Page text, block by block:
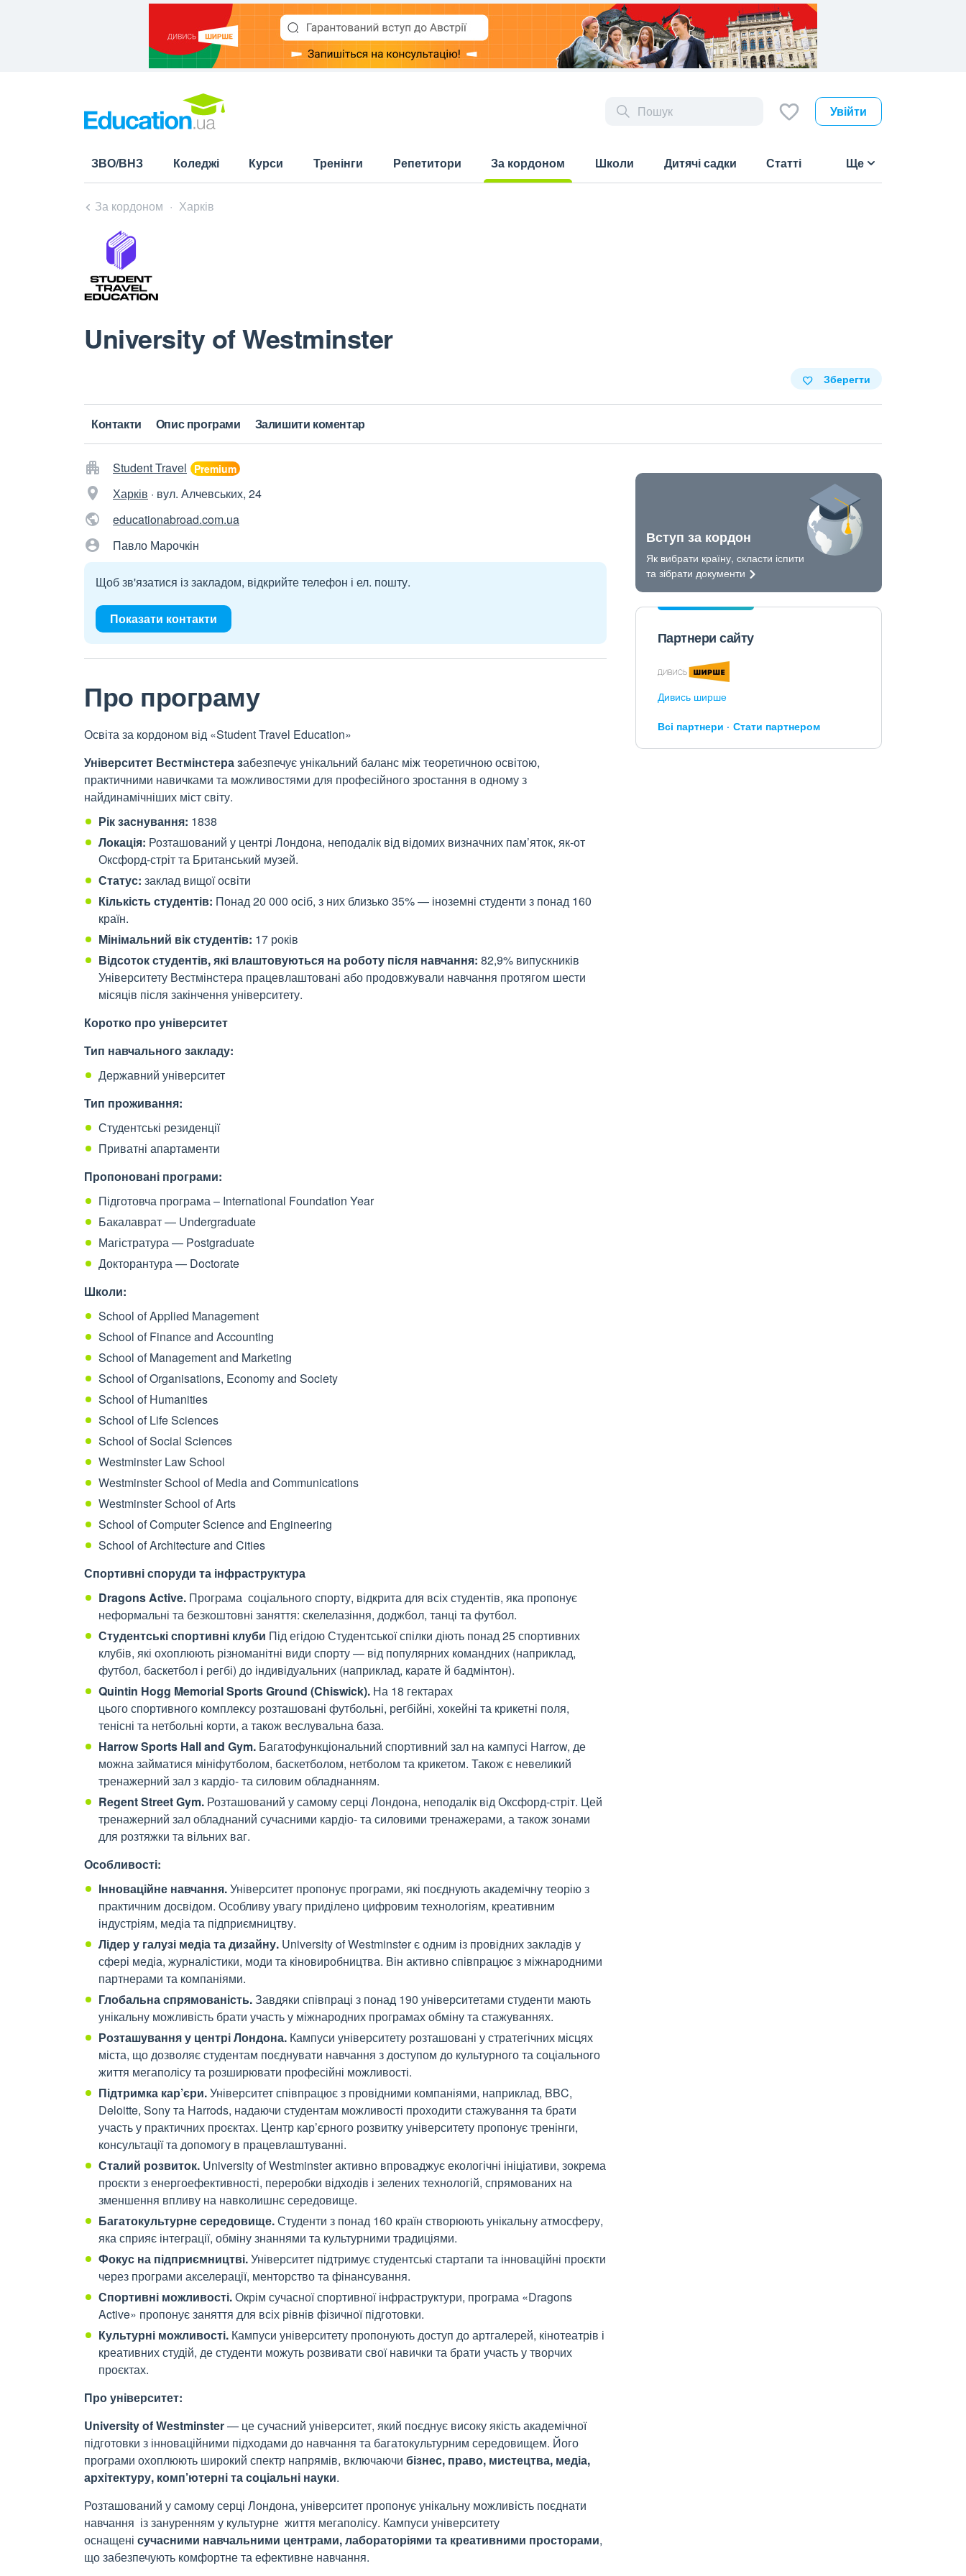
Увійти
ЗВО/ВНЗ Коледжі Курси Тренінги Репетитори
За кордоном
Школи Дитячі садки Статті Ще
За кордоном Харків
University of Westminster
Зберегти
Контакти Опис програми Залишити коментар
Student Travel
Харків · вул. Алчевських, 24
educationabroad.com.ua
Павло Марочкін
Щоб зв'язатися із закладом, відкрийте телефон і ел. пошту.
Показати контакти
Про програму
Освіта за кордоном від «Student Travel Education»
Університет Вестмінстера забезпечує унікальний баланс між теоретичною освітою,
практичними навичками та можливостями для професійного зростання в одному з
найдинамічніших міст світу.
Рік заснування: 1838
Локація: Розташований у центрі Лондона, неподалік від відомих визначних пам’яток, як-от
Оксфорд-стріт та Британський музей.
Статус: заклад вищої освіти
Кількість студентів: Понад 20 000 осіб, з них близько 35% — іноземні студенти з понад 160
країн.
Мінімальний вік студентів: 17 років
Відсоток студентів, які влаштовуються на роботу після навчання: 82,9% випускників
Університету Вестмінстера працевлаштовані або продовжували навчання протягом шести
місяців після закінчення університету.
Коротко про університет
Тип навчального закладу:
Державний університет
Тип проживання:
Студентські резиденції
Приватні апартаменти
Пропоновані програми:
Підготовча програма – International Foundation Year
Бакалаврат — Undergraduate
Магістратура — Postgraduate
Докторантура — Doctorate
Школи:
School of Applied Management
School of Finance and Accounting
School of Management and Marketing
School of Organisations, Economy and Society
School of Humanities
School of Life Sciences
School of Social Sciences
Westminster Law School
Westminster School of Media and Communications
Westminster School of Arts
School of Computer Science and Engineering
School of Architecture and Cities
Спортивні споруди та інфраструктура
Dragons Active. Програма соціального спорту, відкрита для всіх студентів, яка пропонує
неформальні та безкоштовні заняття: скелелазіння, доджбол, танці та футбол.
Студентські спортивні клуби Під егідою Студентської спілки діють понад 25 спортивних
клубів, які охоплюють різноманітні види спорту — від популярних командних (наприклад,
футбол, баскетбол і регбі) до індивідуальних (наприклад, карате й бадмінтон).
Quintin Hogg Memorial Sports Ground (Chiswick). На 18 гектарах
цьогоспортивного комплексу розташовані футбольні, регбійні, хокейні та крикетні поля,
тенісні та нетбольні корти, а також веслувальна база.
Harrow Sports Hall and Gym. Багатофункціональний спортивний зал на кампусі Harrow, де
можна займатися мініфутболом, баскетболом, нетболом та крикетом. Також є невеликий
тренажерний зал з кардіо- та силовим обладнанням.
Regent Street Gym. Розташований у самому серці Лондона, неподалік від Оксфорд-стріт. Цей
тренажерний зал обладнаний сучасними кардіо- та силовими тренажерами, а також зонами
для розтяжки та вільних ваг.
Особливості:
Інноваційне навчання.Університет пропонує програми, які поєднують академічну теорію з
практичним досвідом. Особливу увагу приділено цифровим технологіям, креативним
індустріям, медіа та підприємництву.
Лідер у галузі медіа та дизайну. University of Westminster є одним із провідних закладів у
сфері медіа, журналістики, моди та кіновиробництва. Він активно співпрацює з міжнародними
партнерами та компаніями.
Глобальна спрямованість.Завдяки співпраці з понад 190 університетами студенти мають
унікальну можливість брати участь у міжнародних програмах обміну та стажуваннях.
Розташування у центрі Лондона. Кампуси університету розташовані у стратегічних місцях
міста, що дозволяє студентам поєднувати навчання з доступом до культурного та соціального
життя мегаполісу та розширювати професійні можливості.
Підтримка кар’єри.Університет співпрацює з провідними компаніями, наприклад, BBC,
Deloitte, Sony та Harrods, надаючи студентам можливості проходити стажування та брати
участь у практичних проєктах. Центр кар’єрного розвитку університету пропонує тренінги,
консультації та допомогу в працевлаштуванні.
Сталий розвиток. University of Westminster активно впроваджує екологічні ініціативи, зокрема
проєкти з енергоефективності, переробки відходів і зелених технологій, спрямованих на
зменшення впливу на навколишнє середовище.
Багатокультурне середовище.Студенти з понад 160 країн створюють унікальну атмосферу,
яка сприяє інтеграції, обміну знаннями та культурними традиціями.
Фокус на підприємництві.Університет підтримує студентські стартапи та інноваційні проєкти
через програми акселерації, менторство та фінансування.
Спортивні можливості.Окрім сучасної спортивної інфраструктури, програма «Dragons
Active» пропонує заняття для всіх рівнів фізичної підготовки.
Культурні можливості. Кампуси університету пропонують доступ до артгалерей, кінотеатрів і
креативних студій, де студенти можуть розвивати свої навички та брати участь у творчих
проєктах.
Про університет:
University of Westminster— це сучасний університет, який поєднує високу якість академічної
підготовки з інноваційними підходами до навчання та багатокультурним середовищем. Його
програми охоплюють широкий спектр напрямів, включаючи бізнес, право, мистецтва, медіа,
архітектуру, комп’ютерні та соціальні науки.
Розташований у самому серці Лондона, університет пропонує унікальну можливість поєднати
навчання із зануренням у культурне життя мегаполісу. Кампуси університету
оснащені сучасними навчальними центрами, лабораторіями та креативними просторами,
що забезпечують комфортне та ефективне навчання.
Вступ за кордон
Як вибрати країну, скласти іспити
та зібрати документи
Партнери сайту
Дивись ширше
Всі партнери Стати партнером